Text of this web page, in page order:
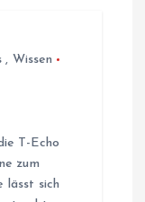
, Wissen
T-Echo
zum
lässt sich